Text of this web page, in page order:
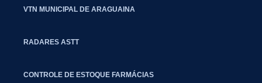
VTN MUNICIPAL DE ARAGUAINA
RADARES ASTT
CONTROLE DE ESTOQUE FARMÁCIAS